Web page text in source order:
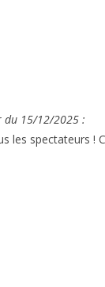
du 15/12/2025 :
les spectateurs !